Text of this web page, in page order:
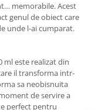
memorabile. Acest
genul de obiect care
unde l-ai cumparat.
este realizat din
il transforma intr-
sa neobisnuita
de servire a
perfect pentru